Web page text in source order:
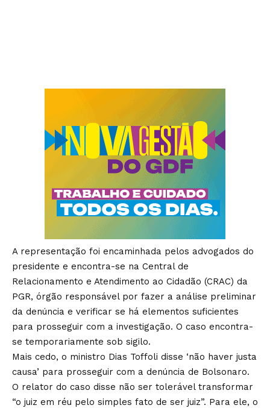
A representação foi encaminhada pelos advogados do
presidente e encontra-se na Central de
Relacionamento e Atendimento ao Cidadão (CRAC) da
PGR, órgão responsável por fazer a análise preliminar
da denúncia e verificar se há elementos suficientes
para prosseguir com a investigação. O caso encontra-
se temporariamente sob sigilo.
Mais cedo, o ministro Dias Toffoli disse ‘não haver justa
causa’ para prosseguir com a denúncia de Bolsonaro.
O relator do caso disse não ser tolerável transformar
“o juiz em réu pelo simples fato de ser juiz”. Para ele, o